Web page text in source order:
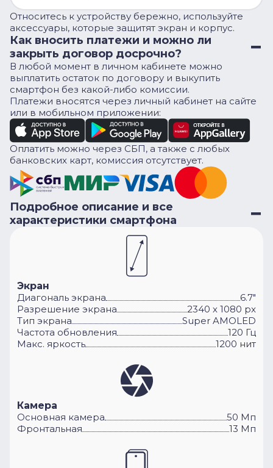
Относитесь к устройству бережно, используйте
аксессуары, которые защитят экран и корпус.
Как вносить платежи и можно ли
закрыть договор досрочно?
В любой момент в личном кабинете можно
выплатить остаток по договору и выкупить
смартфон без какой-либо комиссии.
Платежи вносятся через личный кабинет на сайте
или в мобильном приложении:
Оплатить можно через СБП, а также с любых
банковских карт, комиссия отсутствует.
Подробное описание и все
характеристики смартфона
Экран
Диагональ экрана
6.7"
Разрешение экрана
2340 х 1080 px
Тип экрана
Super AMOLED
Частота обновления
120 Гц
Макс. яркость
1200 нит
Камера
Основная камера
50 Мп
Фронтальная
13 Мп